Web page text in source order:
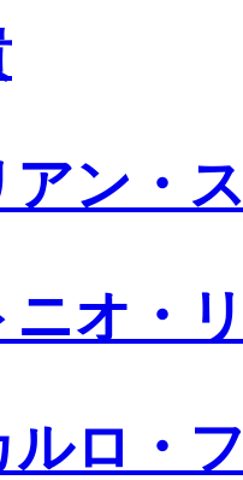
アン・
ニオ・
ルロ・